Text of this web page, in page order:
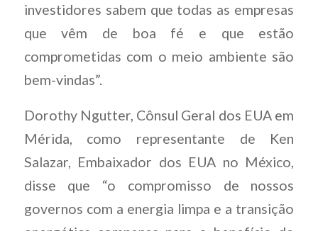
investidores sabem que todas as empresas
que vêm de boa fé e que estão
comprometidas com o meio ambiente são
bem-vindas”.
Dorothy Ngutter, Cônsul Geral dos EUA em
Mérida, como representante de Ken
Salazar, Embaixador dos EUA no México,
disse que “o compromisso de nossos
governos com a energia limpa e a transição